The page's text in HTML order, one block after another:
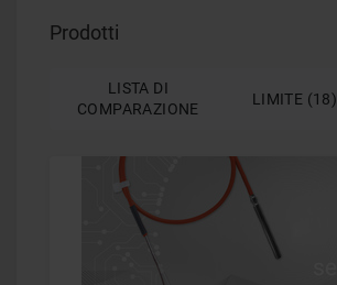
Prodotti
LISTA DI
COMPARAZIONE
LIMITE (18)